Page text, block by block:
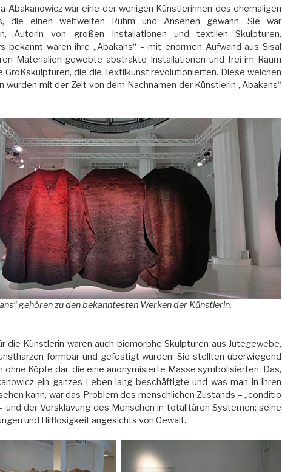
Abakanowicz war eine der wenigen Künstlerinnen des ehemaligen
die einen weltweiten Ruhm und Ansehen gewann. Sie war
Autorin von großen Installationen und textilen Skulpturen.
bekannt waren ihre „Abakans“ – mit enormen Aufwand aus Sisal
Materialien gewebte abstrakte Installationen und frei im Raum
Großskulpturen, die die Textilkunst revolutionierten. Diese weichen
wurden mit der Zeit von dem Nachnamen der Künstlerin „Abakans“
gehören zu den bekanntesten Werken der Künstlerin.
die Künstlerin waren auch biomorphe Skulpturen aus Jutegewebe,
formbar und gefestigt wurden. Sie stellten überwiegend
ohne Köpfe dar, die eine anonymisierte Masse symbolisierten. Das,
ein ganzes Leben lang beschäftigte und was man in ihren
kann, war das Problem des menschlichen Zustands – „conditio
und der Versklavung des Menschen in totalitären Systemen: seine
und Hilflosigkeit angesichts von Gewalt.